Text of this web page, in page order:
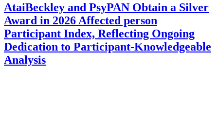
AtaiBeckley and PsyPAN Obtain a Silver
Award in 2026 Affected person
Participant Index, Reflecting Ongoing
Dedication to Participant-Knowledgeable
Analysis